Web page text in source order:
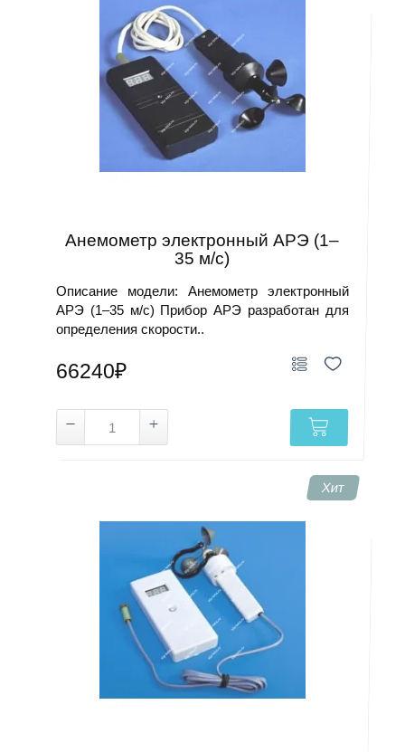
Анемометр электронный АРЭ (1–
35 м/с)
Описание модели: Анемометр электронный
АРЭ (1–35 м/с) Прибор АРЭ разработан для
определения скорости..
66240₽
Хит